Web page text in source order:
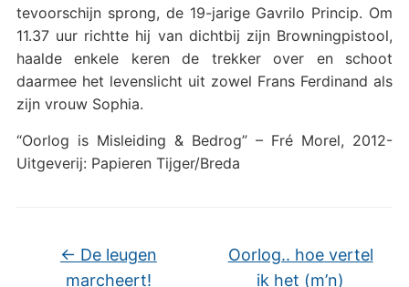
tevoorschijn sprong, de 19-jarige Gavrilo Princip. Om
11.37 uur richtte hij van dichtbij zijn Browningpistool,
haalde enkele keren de trekker over en schoot
daarmee het levenslicht uit zowel Frans Ferdinand als
zijn vrouw Sophia.
“Oorlog is Misleiding & Bedrog” – Fré Morel, 2012-
Uitgeverij: Papieren Tijger/Breda
← De leugen
marcheert!
Oorlog.. hoe vertel
ik het (m’n)